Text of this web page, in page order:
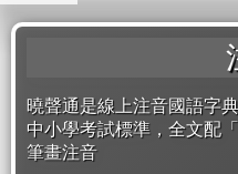
曉聲通是線上注音國語字
中小學考試標準，全文配
筆畫注音